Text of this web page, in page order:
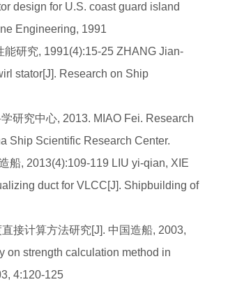
design for U.S. coast guard island
Engineering, 1991
能研究, 1991(4):15-25 ZHANG Jian-
stator[J]. Research on Ship
研究中心, 2013. MIAO Fei. Research
Ship Scientific Research Center.
船, 2013(4):109-119 LIU yi-qian, XIE
duct for VLCC[J]. Shipbuilding of
接计算方法研究[J]. 中国造船, 2003,
on strength calculation method in
4:120-125